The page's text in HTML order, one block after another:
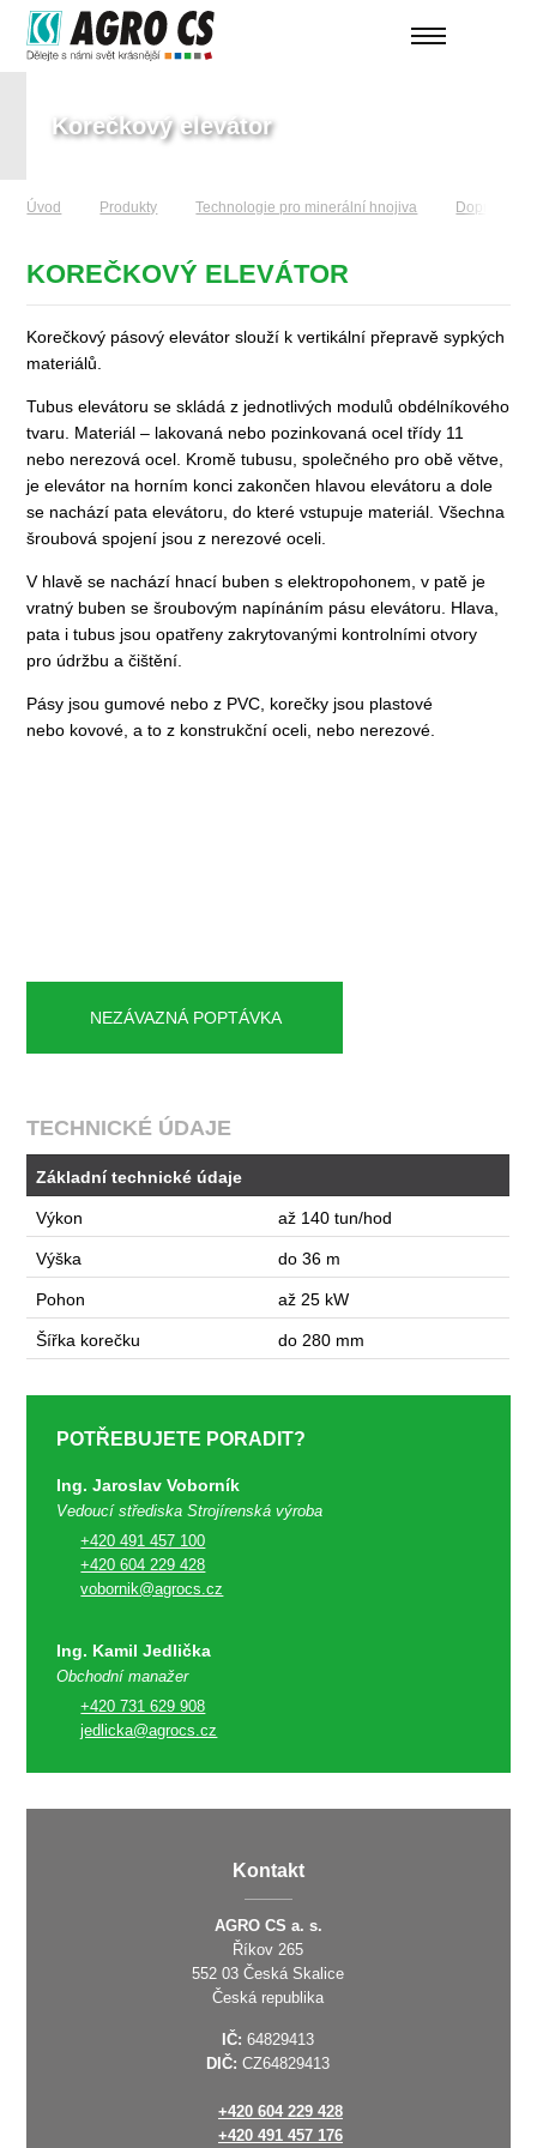
Korečkový elevátor
Úvod Produkty Technologie pro minerální hnojivа Dopravní
KOREČKOVÝ ELEVÁTOR
Korečkový pásový elevátor slouží k vertikální přepravě sypkých
materiálů.
Tubus elevátoru se skládá z jednotlivých modulů obdélníkového
tvaru. Materiál – lakovaná nebo pozinkovaná ocel třídy 11
nebo nerezová ocel. Kromě tubusu, společného pro obě větve,
je elevátor na horním konci zakončen hlavou elevátoru a dole
se nachází pata elevátoru, do které vstupuje materiál. Všechna
šroubová spojení jsou z nerezové oceli.
V hlavě se nachází hnací buben s elektropohonem, v patě je
vratný buben se šroubovým napínáním pásu elevátoru. Hlava,
pata i tubus jsou opatřeny zakrytovanými kontrolními otvory
pro údržbu a čištění.
Pásy jsou gumové nebo z PVC, korečky jsou plastové
nebo kovové, a to z konstrukční oceli, nebo nerezové.
NEZÁVAZNÁ POPTÁVKA
TECHNICKÉ ÚDAJE
Základní technické údaje
Výkon až 140 tun/hod
Výška do 36 m
Pohon až 25 kW
Šířka korečku do 280 mm
POTŘEBUJETE PORADIT?
Ing. Jaroslav Voborník
Vedoucí střediska Strojírenská výroba
+420 491 457 100
+420 604 229 428
vobornik@agrocs.cz
Ing. Kamil Jedlička
Obchodní manažer
+420 731 629 908
jedlicka@agrocs.cz
Kontakt
AGRO CS a. s.
Říkov 265
552 03 Česká Skalice
Česká republika
IČ: 64829413
DIČ: CZ64829413
+420 604 229 428
+420 491 457 176